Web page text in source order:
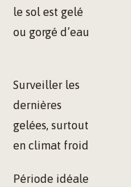
le sol est gelé
ou gorgé d’eau
Surveiller les
dernières
gelées, surtout
en climat froid
Période idéale